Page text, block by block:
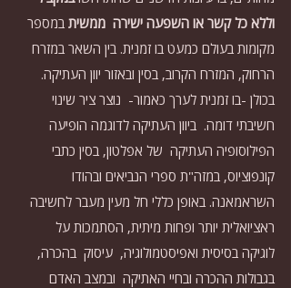
וללא כל קשר או השפעה ישירה  ממשית במספר
מקומות בעולם כמעט בו זמנית. בין השאר במזרח
הרחוק, המזרח הקרוב, בסין ובאזור יוון העתיקה.
בכולן -בו זמנית לערך כאמור-  נוצר ציר שינוי
חשיבתי דומה.  ביוון העתיקה לדוגמה הופיעה
הפילוסופיה העתיקה  של אפלטון, בסין כתבי
קונפוציוס, במזה"ת ספרי הנביאים ובהודו
השראמאנה. באופן כללי חל מעין מעבר לחשיבה
ראציואלית יותר ופחות מיתית, הסתמכות על
לוגיקה בסיסית ואפיסטמולוגיה,  עיסוק  בהכרה,
בגבולות ההכרה ובחיי האתיקה  ובמצב האדם